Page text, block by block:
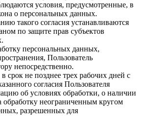
условия, предусмотренные, в
о персональных данных.
такого согласия устанавливаются
по защите прав субъектов
персональных данных,
Пользователь
непосредственно.
срок не позднее трех рабочих дней с
согласия Пользователя
об условиях обработки, о наличии
обработку неограниченным кругом
разрешенных для